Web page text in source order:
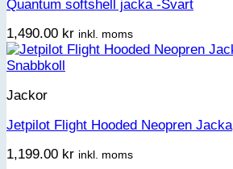
Quantum softshell jacka -Svart
1,490.00 kr inkl. moms
Snabbkoll
Jackor
Jetpilot Flight Hooded Neopren Jacka
1,199.00 kr inkl. moms